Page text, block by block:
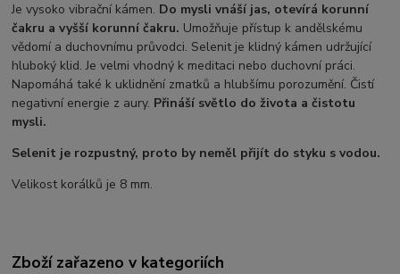
Je vysoko vibrační kámen. Do mysli vnáší jas, otevírá korunní
čakru a vyšší korunní čakru. Umožňuje přístup k andělskému
vědomí a duchovnímu průvodci. Selenit je klidný kámen udržující
hluboký klid. Je velmi vhodný k meditaci nebo duchovní práci.
Napomáhá také k uklidnění zmatků a hlubšímu porozumění. Čistí
negativní energie z aury. Přináší světlo do života a čistotu
mysli.
Selenit je rozpustný, proto by neměl přijít do styku s vodou.
Velikost korálků je 8 mm.
Zboží zařazeno v kategoriích